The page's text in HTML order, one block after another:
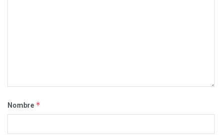
Nombre *